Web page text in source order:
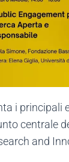
i principali
centrale
and